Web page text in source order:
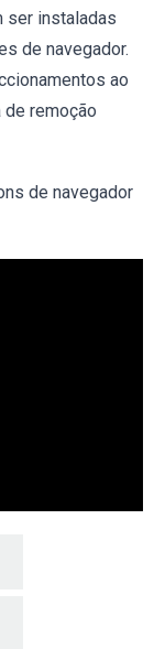
ser instaladas
de navegador.
ao
de remoção
de navegador